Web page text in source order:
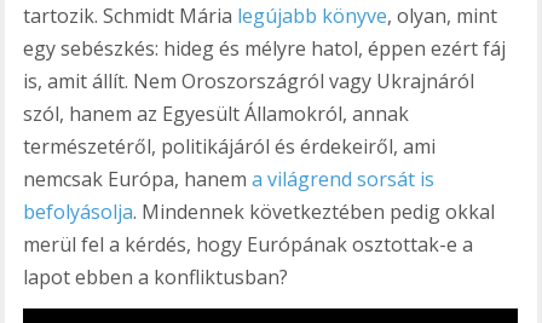
tartozik. Schmidt Mária legújabb könyve, olyan, mint
egy sebészkés: hideg és mélyre hatol, éppen ezért fáj
is, amit állít. Nem Oroszországról vagy Ukrajnáról
szól, hanem az Egyesült Államokról, annak
természetéről, politikájáról és érdekeiről, ami
nemcsak Európa, hanema világrend sorsát is
befolyásolja. Mindennek következtében pedig okkal
merül fel a kérdés, hogy Európának osztottak-e a
lapot ebben a konfliktusban?